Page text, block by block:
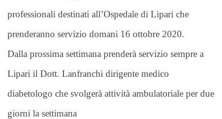
professionali destinati all’Ospedale di Lipari che
prenderanno servizio domani 16 ottobre 2020.
Dalla prossima settimana prenderà servizio sempre a
Lipari il Dott. Lanfranchi dirigente medico
diabetologo che svolgerà attività ambulatoriale per due
giorni la settimana